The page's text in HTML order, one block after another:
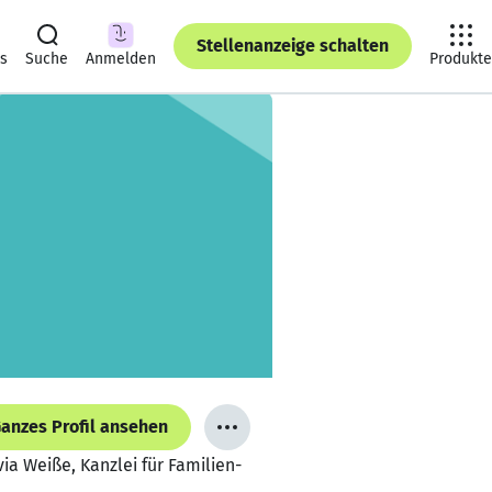
Suche Anmelden
Stellenanzeige schalten
Produkte
Profil ansehen
Weiße, Kanzlei für Familien-